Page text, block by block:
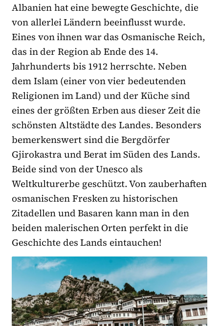
Albanien hat eine bewegte Geschichte, die
von allerlei Ländern beeinflusst wurde.
Eines von ihnen war das Osmanische Reich,
das in der Region ab Ende des 14.
Jahrhunderts bis 1912 herrschte. Neben
dem Islam (einer von vier bedeutenden
Religionen im Land) und der Küche sind
eines der größten Erben aus dieser Zeit die
schönsten Altstädte des Landes. Besonders
bemerkenswert sind die Bergdörfer
Gjirokastra und Berat im Süden des Lands.
Beide sind von der Unesco als
Weltkulturerbe geschützt. Von zauberhaften
osmanischen Fresken zu historischen
Zitadellen und Basaren kann man in den
beiden malerischen Orten perfekt in die
Geschichte des Lands eintauchen!